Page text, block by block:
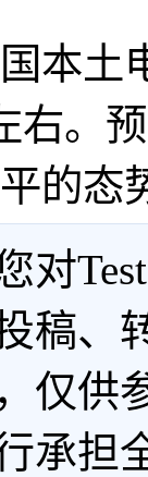
土
右。
的
对
稿、
仅供
承担